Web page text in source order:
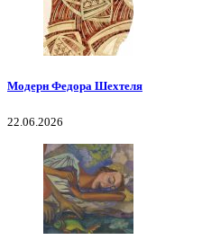
Модерн Федора Шехтеля
22.06.2026